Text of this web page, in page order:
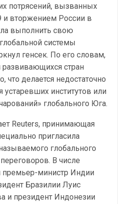
потрясений, вызванных
и вторжением России в
выполнить свою
системы
генсек. По его словам,
развивающихся стран
что делается недостаточно
институтов или
глобального Юга.
Reuters, принимающая
пригласила
глобального
В числе
министр Индии
Бразилии Луис
и президент Индонезии